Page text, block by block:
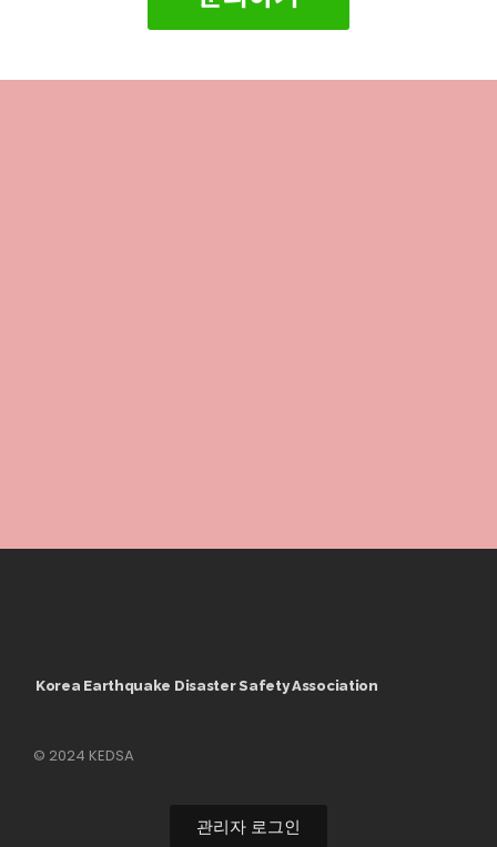
Korea Earthquake Disaster Safety Association
© 2024 KEDSA
관리자 로그인